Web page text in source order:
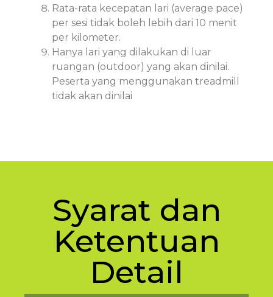
Rata-rata kecepatan lari (average pace)
per sesi tidak boleh lebih dari 10 menit
per kilometer.
Hanya lari yang dilakukan di luar
ruangan (outdoor) yang akan dinilai.
Peserta yang menggunakan treadmill
tidak akan dinilai
Syarat dan
Ketentuan
Detail